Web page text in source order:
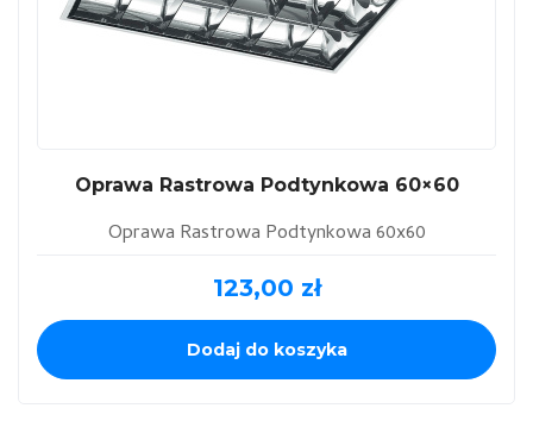
Oprawa Rastrowa Podtynkowa 60×60
Oprawa Rastrowa Podtynkowa 60x60
123,00 zł
Dodaj do koszyka